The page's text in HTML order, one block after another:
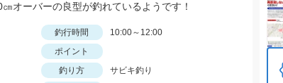
オーバーの良型が釣れているようです！
釣行時間
10:00～12:00
ポイント
釣り方
サビキ釣り